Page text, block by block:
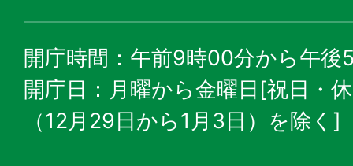
開庁時間：午前9時00分から午後
開庁日：月曜から金曜日[祝日・
（12月29日から1月3日）を除く]